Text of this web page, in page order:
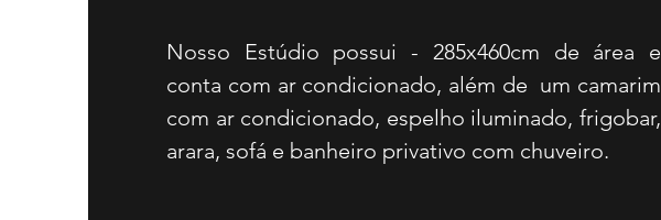
Nosso Estúdio possui - 285x460cm de área e
conta com ar condicionado, além de um camarim
com ar condicionado, espelho iluminado, frigobar,
arara, sofá e banheiro privativo com chuveiro.